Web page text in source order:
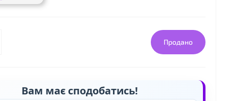
Продано
Вам має сподобатись!